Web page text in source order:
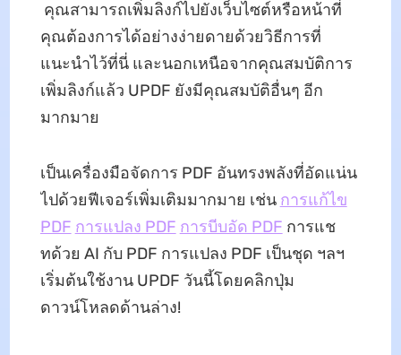
คุณสามารถเพิ่มลิงก์ไปยังเว็บไซต์หรือหน้าที่
คุณต้องการได้อย่างง่ายดายด้วยวิธีการที่
แนะนำไว้ที่นี่ และนอกเหนือจากคุณสมบัติการ
เพิ่มลิงก์แล้ว UPDF ยังมีคุณสมบัติอื่นๆ อีก
มากมาย
เป็นเครื่องมือจัดการ PDF อันทรงพลังที่อัดแน่น
ไปด้วยฟีเจอร์เพิ่มเติมมากมาย เช่น การแก้ไข
PDF การแปลง PDF การบีบอัด PDF การแช
ทด้วย AI กับ PDF การแปลง PDF เป็นชุด ฯลฯ
เริ่มต้นใช้งาน UPDF วันนี้โดยคลิกปุ่ม
ดาวน์โหลดด้านล่าง!